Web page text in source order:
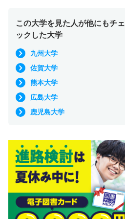
この大学を見た人が他にもチェ
ックした大学
九州大学
佐賀大学
熊本大学
広島大学
鹿児島大学